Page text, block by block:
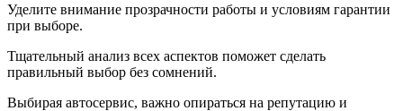
Уделите внимание прозрачности работы и условиям гарантии
при выборе.
Тщательный анализ всех аспектов поможет сделать
правильный выбор без сомнений.
Выбирая автосервис, важно опираться на репутацию и